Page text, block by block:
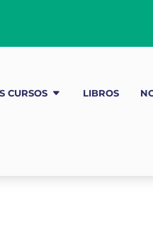
CURSOS LIBROS